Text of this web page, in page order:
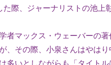
際、ジャーナリストの池上
者マックス・ウェーバーの
、その際、小泉さんはやは